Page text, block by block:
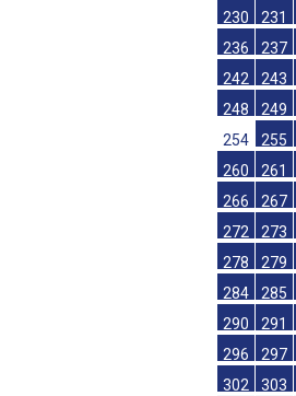
230
231
236
237
242
243
248
249
254
255
260
261
266
267
272
273
278
279
284
285
290
291
296
297
302
303